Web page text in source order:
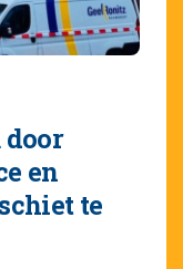
door
en
te